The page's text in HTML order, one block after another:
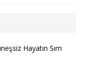
Hayatın Sırrı